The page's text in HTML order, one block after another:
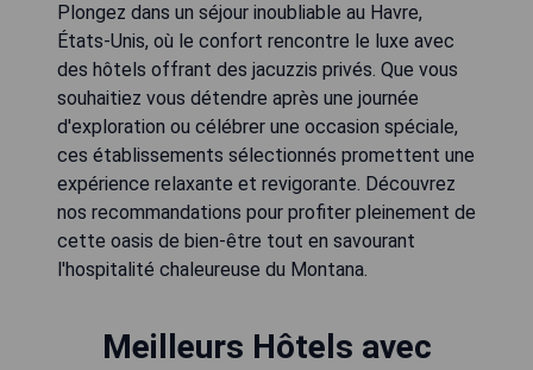
Plongez dans un séjour inoubliable au Havre,
États-Unis, où le confort rencontre le luxe avec
des hôtels offrant des jacuzzis privés. Que vous
souhaitiez vous détendre après une journée
d'exploration ou célébrer une occasion spéciale,
ces établissements sélectionnés promettent une
expérience relaxante et revigorante. Découvrez
nos recommandations pour profiter pleinement de
cette oasis de bien-être tout en savourant
l'hospitalité chaleureuse du Montana.
Meilleurs Hôtels avec